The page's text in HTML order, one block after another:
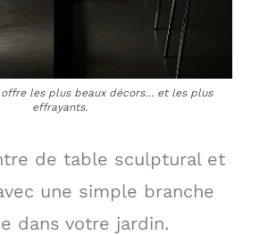
les plus beaux décors… et les plus
effrayants.
de table sculptural et
une simple branche
dans votre jardin.